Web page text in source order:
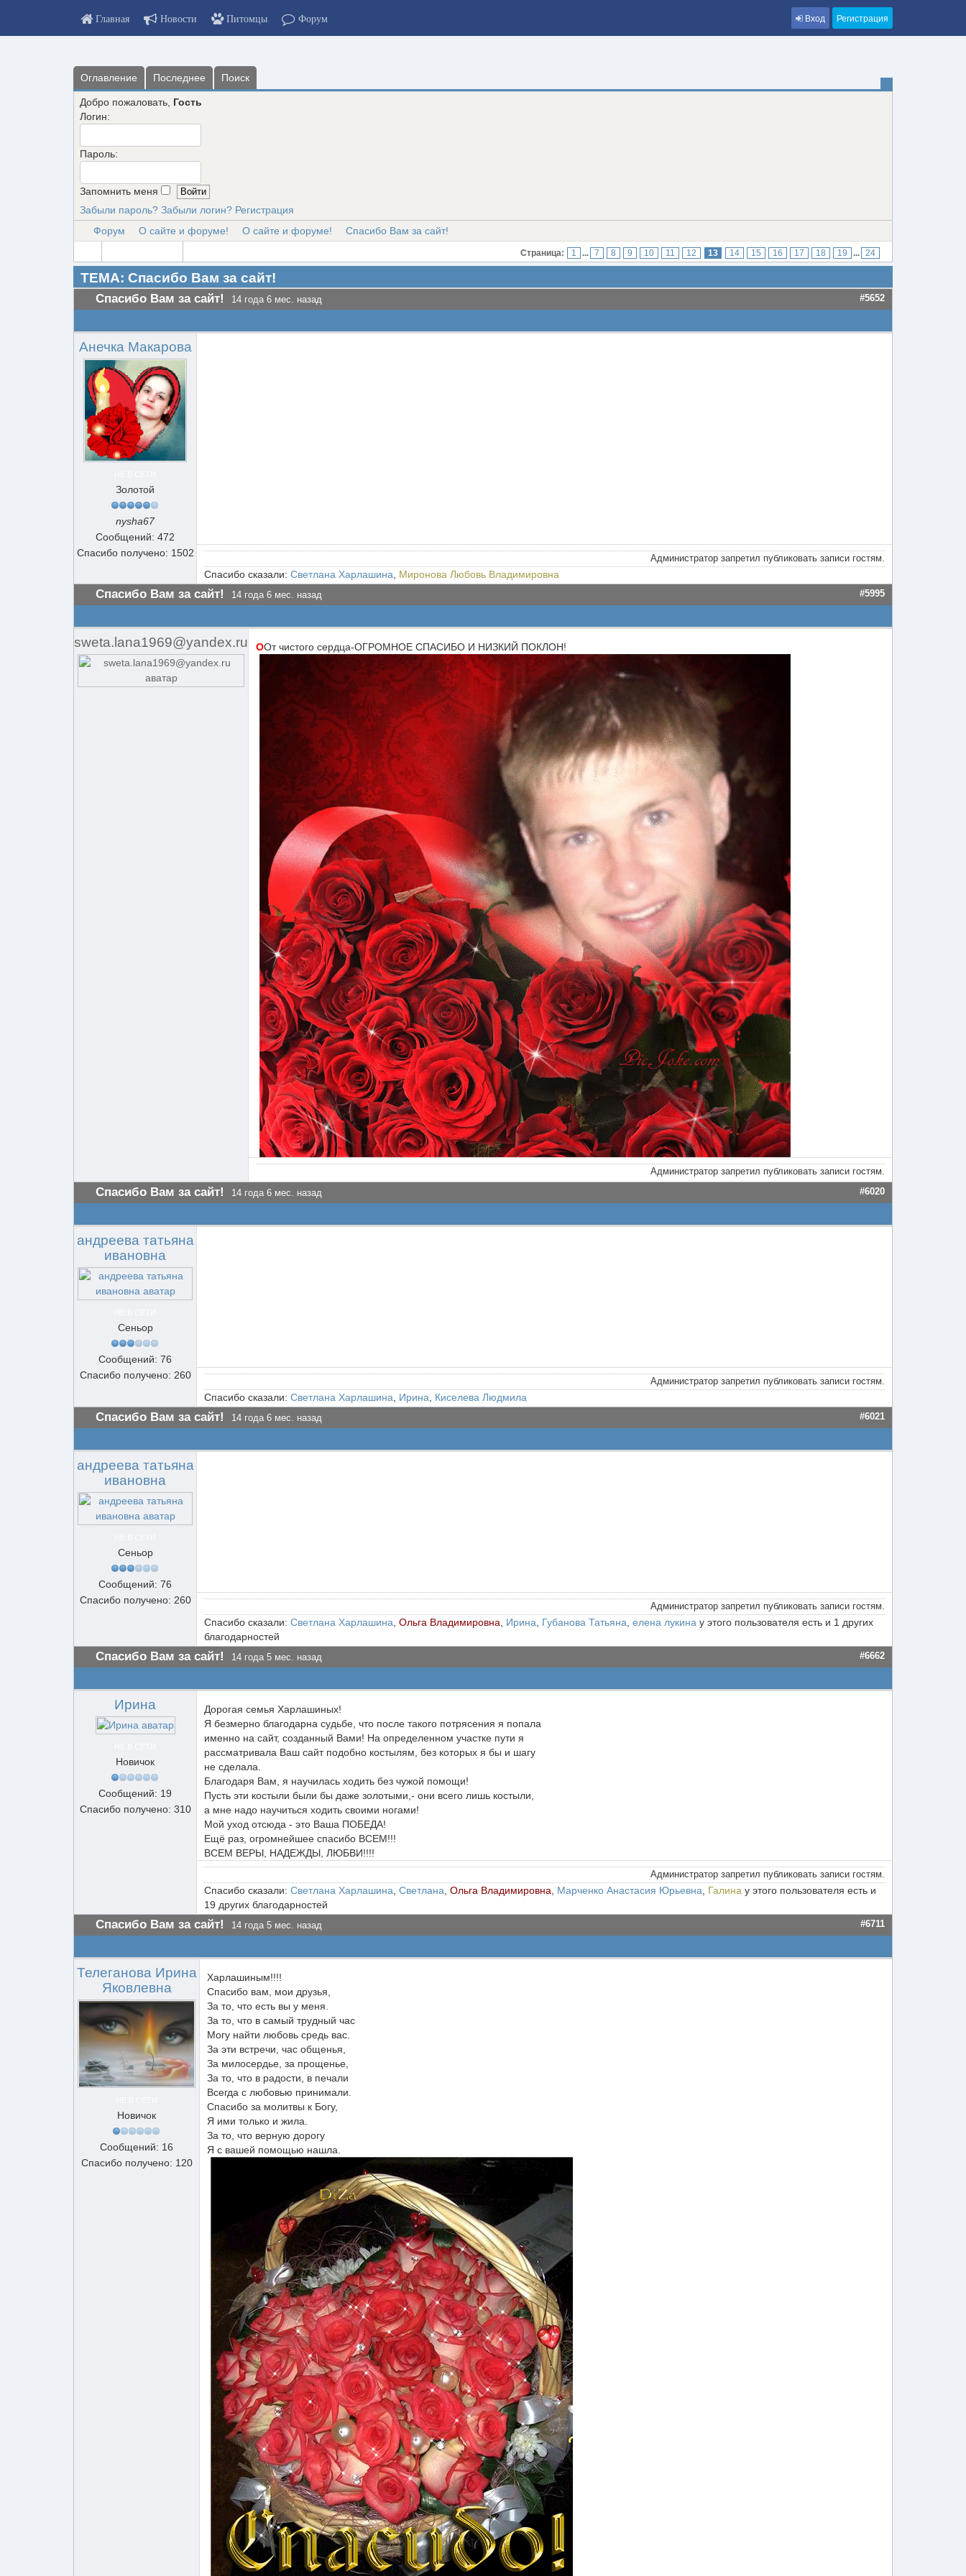
Главная Новости Питомцы Форум Вход Регистрация
Оглавление Последнее Поиск
Добро пожаловать, Гость
Логин:
Пароль:
Запомнить меня
Забыли пароль? Забыли логин? Регистрация
Форум
О сайте и форуме! О сайте и форуме! Спасибо Вам за сайт!
Страница: 1 ... 7 8 9 10 11 12 13 14 15 16 17 18 19 ... 24
ТЕМА: Спасибо Вам за сайт!
Спасибо Вам за сайт! 14 года 6 мес. назад #5652
Анечка Макарова
Золотой
nysha67
Сообщений: 472
Спасибо получено: 1502
Администратор запретил публиковать записи гостям.
Спасибо сказали: Светлана Харлашина Миронова Любовь Владимировна
Спасибо Вам за сайт! 14 года 6 мес. назад #5995
sweta.lana1969@yandex.ru ООт чистого сердца-ОГРОМНОЕ СПАСИБО И НИЗКИЙ ПОКЛОН!
Администратор запретил публиковать записи гостям.
Спасибо Вам за сайт! 14 года 6 мес. назад #6020
андреева татьяна
ивановна
Сеньор
Сообщений: 76
Спасибо получено: 260
Администратор запретил публиковать записи гостям.
Спасибо сказали: Светлана Харлашина Ирина Киселева Людмила
Спасибо Вам за сайт! 14 года 6 мес. назад #6021
андреева татьяна
ивановна
Сеньор
Сообщений: 76
Спасибо получено: 260
Администратор запретил публиковать записи гостям.
Спасибо сказали: Светлана Харлашина Ольга Владимировна Ирина Губанова Татьяна елена лукина у этого пользователя есть и 1 других
благодарностей
Спасибо Вам за сайт! 14 года 5 мес. назад #6662
Ирина
Новичок
Сообщений: 19
Спасибо получено: 310
Дорогая семья Харлашиных!
Я безмерно благодарна судьбе, что после такого потрясения я попала
именно на сайт, созданный Вами! На определенном участке пути я
рассматривала Ваш сайт подобно костылям, без которых я бы и шагу
не сделала.
Благодаря Вам, я научилась ходить без чужой помощи!
Пусть эти костыли были бы даже золотыми,- они всего лишь костыли,
а мне надо научиться ходить своими ногами!
Мой уход отсюда - это Ваша ПОБЕДА!
Ещё раз, огромнейшее спасибо ВСЕМ!!!
ВСЕМ ВЕРЫ, НАДЕЖДЫ, ЛЮБВИ!!!!
Администратор запретил публиковать записи гостям.
Спасибо сказали: Светлана Харлашина Светлана Ольга Владимировна Марченко Анастасия Юрьевна Галина у этого пользователя есть и
19 других благодарностей
Спасибо Вам за сайт! 14 года 5 мес. назад #6711
Телеганова Ирина
Яковлевна
Новичок
Сообщений: 16
Спасибо получено: 120
Харлашиным!!!!
Спасибо вам, мои друзья,
За то, что есть вы у меня.
За то, что в самый трудный час
Могу найти любовь средь вас.
За эти встречи, час общенья,
За милосердье, за прощенье,
За то, что в радости, в печали
Всегда с любовью принимали.
Спасибо за молитвы к Богу,
Я ими только и жила.
За то, что верную дорогу
Я с вашей помощью нашла.